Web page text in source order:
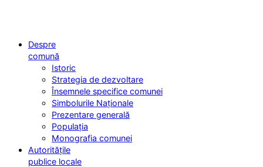
Despre
comună
Istoric
Strategia de dezvoltare
Însemnele specifice comunei
Simbolurile Naționale
Prezentare generală
Populația
Monografia comunei
Autoritățile
publice locale